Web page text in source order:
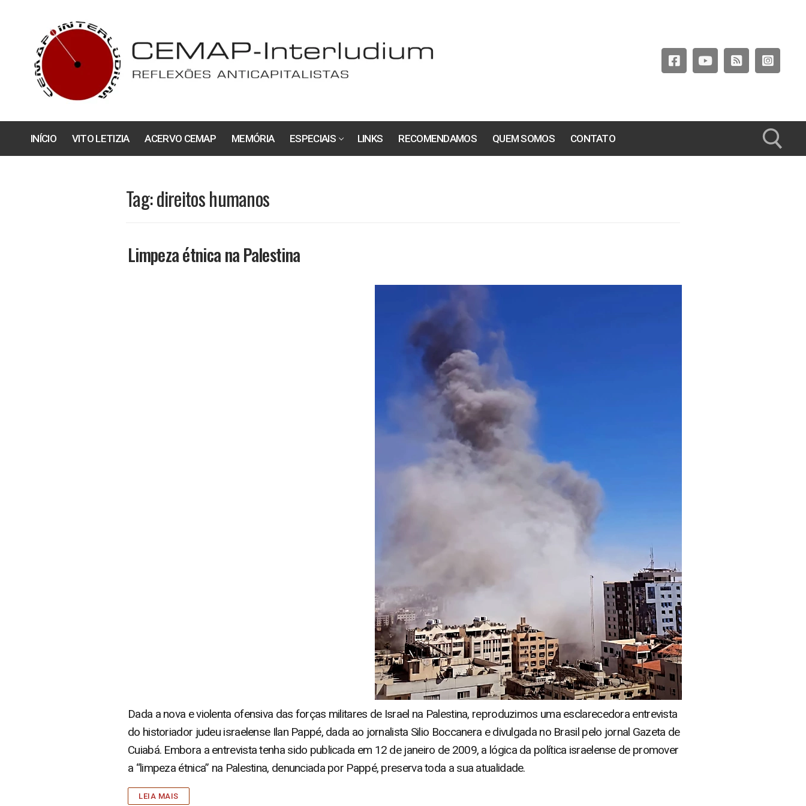
conteúdo
INÍCIO VITO LETIZIA ACERVO CEMAP MEMÓRIA ESPECIAIS LINKS RECOMENDAMOS QUEM SOMOS CONTATO
Tag:direitos humanos
Limpeza étnica na Palestina
Dada a nova e violenta ofensiva das forças militares de Israel na Palestina, reproduzimos uma esclarecedora entrevista
do historiador judeu israelense Ilan Pappé, dada ao jornalista Silio Boccanera e divulgada no Brasil pelo jornal Gazeta de
Cuiabá. Embora a entrevista tenha sido publicada em 12 de janeiro de 2009, a lógica da política israelense de promover
a “limpeza étnica” na Palestina, denunciada por Pappé, preserva toda a sua atualidade.
LEIA MAIS